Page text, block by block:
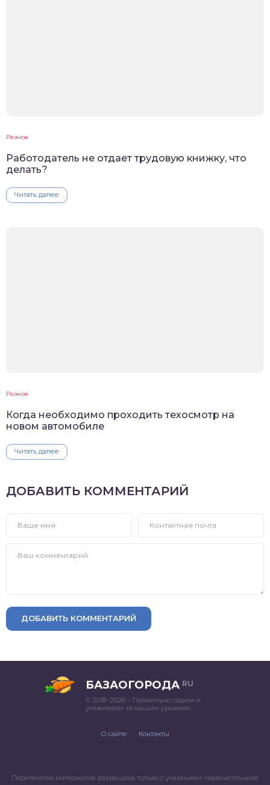
Разное
Работодатель не отдает трудовую книжку, что
делать?
Читать далее
Разное
Когда необходимо проходить техосмотр на
новом автомобиле
Читать далее
ДОБАВИТЬ КОММЕНТАРИЙ
ДОБАВИТЬ КОММЕНТАРИЙ
БАЗАОГОРОДА RU
© 2018–2026 – Правильно садим и
ухаживаем за нашим урожаем.
О сайте Контакты
Перепечатка материалов разрешена только с указанием первоисточника